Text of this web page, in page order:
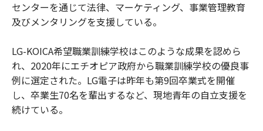
センターを通じて法律、マーケティング、事業管理教育
及びメンタリングを支援している。
LG-KOICA希望職業訓練学校はこのような成果を認めら
れ、2020年にエチオピア政府から職業訓練学校の優良事
例に選定された。LG電子は昨年も第9回卒業式を開催
し、卒業生70名を輩出するなど、現地青年の自立支援を
続けている。